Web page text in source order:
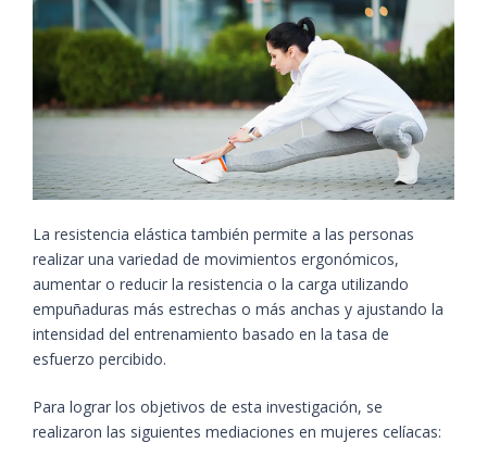
La resistencia elástica también permite a las personas
realizar una variedad de movimientos ergonómicos,
aumentar o reducir la resistencia o la carga utilizando
empuñaduras más estrechas o más anchas y ajustando la
intensidad del entrenamiento basado en la tasa de
esfuerzo percibido.
Para lograr los objetivos de esta investigación, se
realizaron las siguientes mediaciones en mujeres celíacas: